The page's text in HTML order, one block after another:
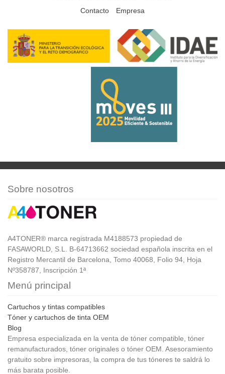
Contacto
Empresa
Sobre nosotros
A4TONER® marca registrada M4188573 propiedad de
FASAWORLD, S.L. B-64713662 sociedad española inscrita en el
Registro Mercantil de Barcelona, Tomo 40068, Folio 94, Hoja
Nº358787, Inscripción 1ª
Menú principal
Cartuchos y tintas compatibles
Tóner y cartuchos de tinta OEM
Blog
Empresa especializada en la venta de tóner compatible, tóner
remanufacturados, tóner originales o tóner OEM. Asesoramiento
gratuito sobre impresoras, la compra de tus tóneres te saldrá lo
más barata posible.